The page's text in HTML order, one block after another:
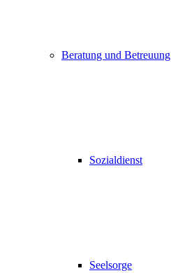
Beratung und Betreuung
Sozialdienst
Seelsorge